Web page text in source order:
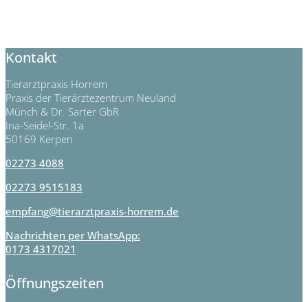
Kontakt
Tierarztpraxis Horrem
Praxis der Tierärztezentrum Neuland
Münch & Dr. Sarter GbR
Ina-Seidel-Str. 1a
50169 Kerpen
02273 4088
02273 9515183
empfang@tierarztpraxis-horrem.de
Nachrichten per WhatsApp:
0173 4317021
Öffnungszeiten